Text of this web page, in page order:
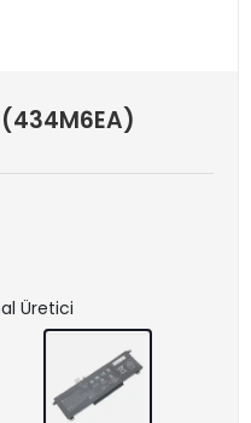
(434M6EA)
Üretici